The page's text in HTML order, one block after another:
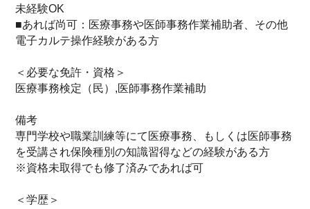
未経験OK
■あれば尚可：医療事務や医師事務作業補助者、その他
電子カルテ操作経験がある方
＜必要な免許・資格＞
医療事務検定（民）,医師事務作業補助
備考
専門学校や職業訓練等にて医療事務、もしくは医師事務
を受講され保険種別の知識習得などの経験がある方
※資格未取得でも修了済みであれば可
＜学歴＞